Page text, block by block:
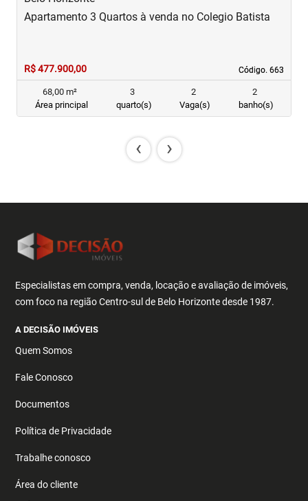
Código. 663
Código. 663
Apartamento 3 Quartos à venda no Colegio Batista
R$ 477.900,00
68,00 m²
Área principal
3
quarto(s)
2
Vaga(s)
2
banho(s)
‹ ›
Especialistas em compra, venda, locação e avaliação de imóveis,
com foco na região Centro-sul de Belo Horizonte desde 1987.
A DECISÃO IMÓVEIS
Quem Somos
Fale Conosco
Documentos
Política de Privacidade
Trabalhe conosco
Área do cliente